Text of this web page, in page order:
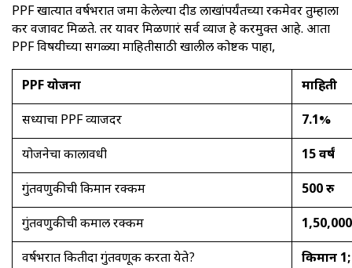
PPF खात्यात वर्षभरात जमा केलेल्या दीड लाखांपर्यंतच्या रकमेवर तुम्हाला
कर वजावट मिळते. तर यावर मिळणारं सर्व व्याज हे करमुक्त आहे. आता
PPF विषयीच्या सगळ्या माहितीसाठी खालील कोष्टक पाहा,
PPF योजना माहिती
सध्याचा PPF व्याजदर 7.1%
योजनेचा कालावधी 15 वर्षं
गुंतवणुकीची किमान रक्कम 500 रु
गुंतवणुकीची कमाल रक्कम
वर्षभरात कितीदा गुंतवणूक करता येते? किमान